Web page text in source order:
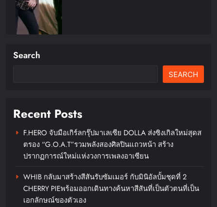
WHIB กลับมาสร้างสีสันรับซัมเมอร์
กับมินิอัลบั้มชุดที่ 2 CHERRY
เป็นตัวตนที่เป็นเอกลักษณ์ของตัวเอง
Search
SEARCH
Recent Posts
F.HERO จับมือเกิร์ลกรุ๊ปมาเลเซีย DOLLA ส่งซิงเกิลใหม่สุดส
ตรอง “G.O.A.T”รวมพลังสองศิลปินแถวหน้า สร้าง
ปรากฏการณ์ใหม่แห่งวงการเพลงอาเซียน
WHIB กลับมาสร้างสีสันรับซัมเมอร์ กับมินิอัลบั้มชุดที่ 2
CHERRY PIEพร้อมออกเดินทางค้นหาสีสันที่เป็นตัวตนที่เป็น
เอกลักษณ์ของตัวเอง